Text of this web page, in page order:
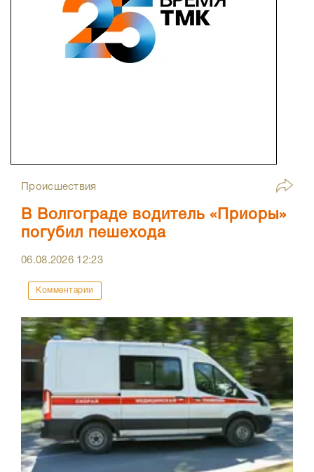
Происшествия
В Волгограде водитель «Приоры»
погубил пешехода
06.08.2026 12:23
Комментарии